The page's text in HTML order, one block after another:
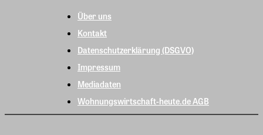
Über uns
Kontakt
Datenschutzerklärung (DSGVO)
Impressum
Mediadaten
Wohnungswirtschaft-heute.de AGB